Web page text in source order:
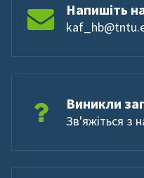
Напишіть
Виникли
Зв'яжіться з